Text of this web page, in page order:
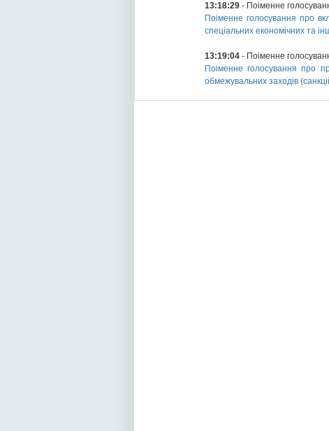
13:18:29 - Поіменне
Поіменне голосування про
спеціальних економічних та
13:19:04 - Поіменне
Поіменне голосування про
обмежувальних заходів